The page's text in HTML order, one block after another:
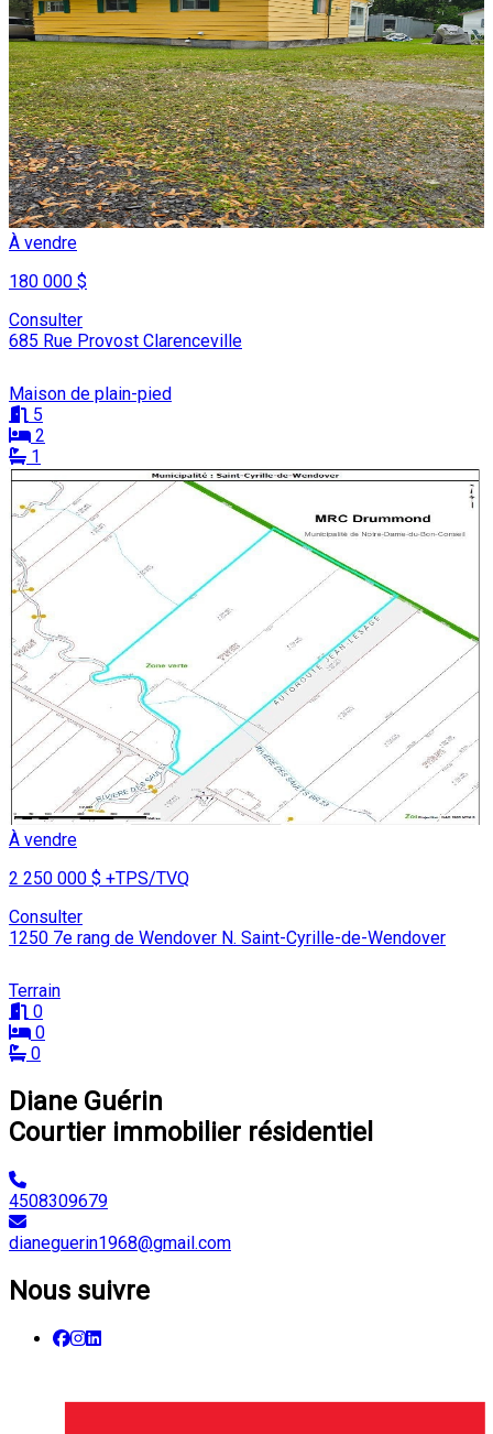
À vendre
180 000 $
Consulter
685 Rue Provost Clarenceville
Maison de plain-pied
5
2
1
À vendre
2 250 000 $ +TPS/TVQ
Consulter
1250 7e rang de Wendover N. Saint-Cyrille-de-Wendover
Terrain
0
0
0
Diane Guérin
Courtier immobilier résidentiel
4508309679
dianeguerin1968@gmail.com
Nous suivre